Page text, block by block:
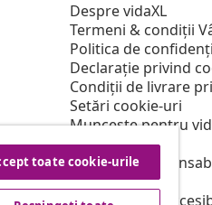
Despre vidaXL
Termeni & condiții
Politica de
Declarație privind
Condiții de livrare
Setări cookie-uri
Muncește pentru
Securitate
Persoană
Politica de EPR
Declarație de
toate cookie-urile